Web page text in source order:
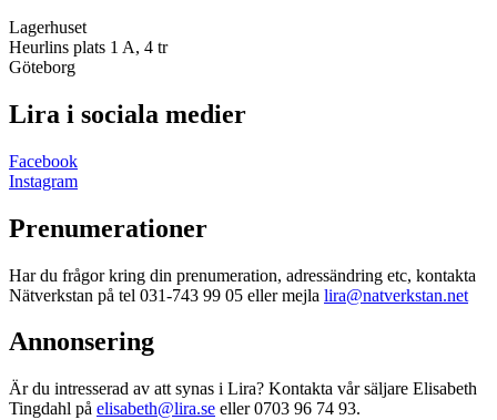
Lagerhuset
Heurlins plats 1 A, 4 tr
Göteborg
Lira i sociala medier
Facebook
Instagram
Prenumerationer
Har du frågor kring din prenumeration, adressändring etc, kontakta
Nätverkstan på tel 031-743 99 05 eller mejla lira@natverkstan.net
Annonsering
Är du intresserad av att synas i Lira? Kontakta vår säljare Elisabeth
Tingdahl på elisabeth@lira.se eller 0703 96 74 93.